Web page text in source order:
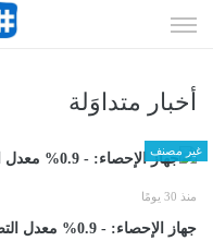
الى
أخبار متداوَلة
غير مصنف
منذ 30 يومًا
جهاز الإحصاء: - 0.9% معدل التضخم الشهرى لشهر يونيو 2026